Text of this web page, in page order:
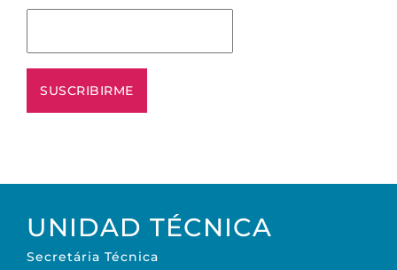
UNIDAD TÉCNICA
Secretária Técnica